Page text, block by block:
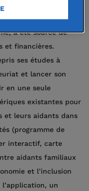
de son jeune
sévères du
a été source de
et financières.
ses études à
et lancer son
en une seule
existantes pour
et leurs aidants dans
(programme de
interactif, carte
aidants familiaux
et l’inclusion
un